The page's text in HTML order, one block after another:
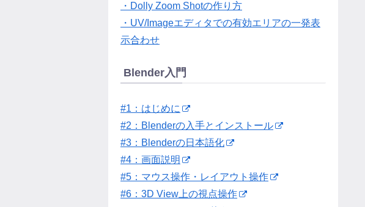
・Dolly Zoom Shotの作り方
・UV/Imageエディタでの有効エリアの一発表
示合わせ
Blender入門
#1：はじめに
#2：Blenderの入手とインストール
#3：Blenderの日本語化
#4：画面説明
#5：マウス操作・レイアウト操作
#6：3D View上の視点操作